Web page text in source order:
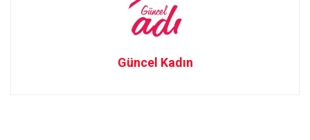
Güncel Kadın